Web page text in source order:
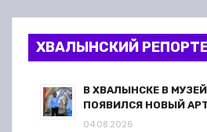
ХВАЛЫНСКИЙ
В ХВАЛЫНСКЕ В
ПОЯВИЛСЯ НОВЫЙ
04.08.2026